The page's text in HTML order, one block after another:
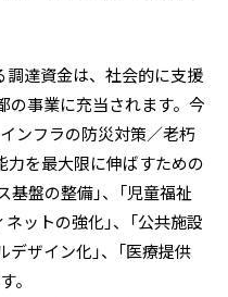
達資金は、社会的に支援
の事業に充当されます。今
ンフラの防災対策／老朽
力を最大限に伸ばすための
基盤の整備」、「児童福祉
ットの強化」、「公共施設
ザイン化」、「医療提供
。